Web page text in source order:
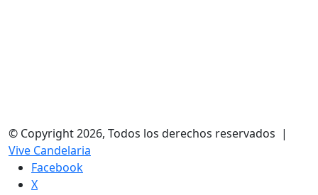
© Copyright 2026, Todos los derechos reservados |
Vive Candelaria
Facebook
X